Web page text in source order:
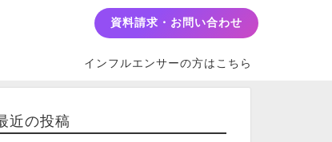
資料請求・お問い合わせ
インフルエンサーの方はこちら
近の投稿